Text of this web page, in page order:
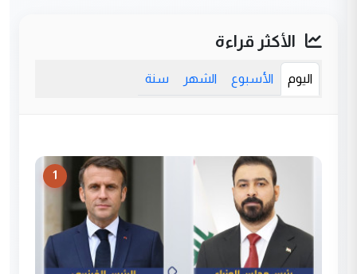
الأكثر قراءة
اليوم الأسبوع الشهر سنة
1